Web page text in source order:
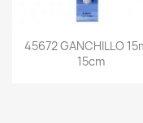
45672 GANCHILLO
15cm